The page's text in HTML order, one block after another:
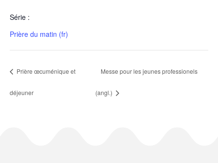
Série :
Prière du matin (fr)
Prière œcuménique et
déjeuner
Messe pour les jeunes professionels
(angl.)